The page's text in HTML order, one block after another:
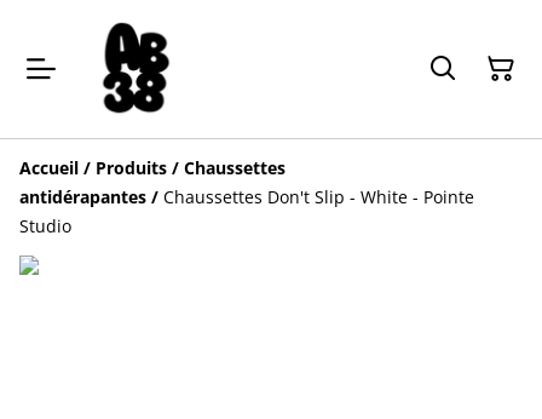
Accueil / Produits / Chaussettes
antidérapantes / Chaussettes Don't Slip - White - Pointe
Studio